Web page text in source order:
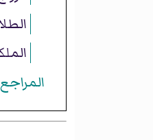
المراجع